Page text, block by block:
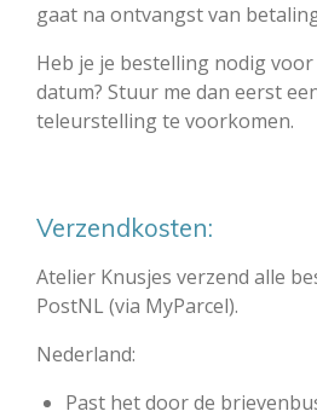
gaat na ontvangst van
Heb je je bestelling nodig
datum? Stuur me dan eerst
teleurstelling te voorkomen.
Verzendkosten:
Atelier Knusjes verzend alle
PostNL (via MyParcel).
Nederland:
Past het door de